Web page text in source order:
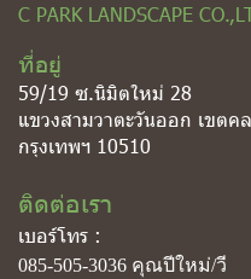
C PARK LANDSCAPE
ที่อยู่
59/19 ซ.นิมิตใหม่ 28
แขวงสามวาตะวันออก เขตค
กรุงเทพฯ 10510
ติดต่อเรา
เบอร์โทร :
085-505-3036 คุณปีใหม่/วี